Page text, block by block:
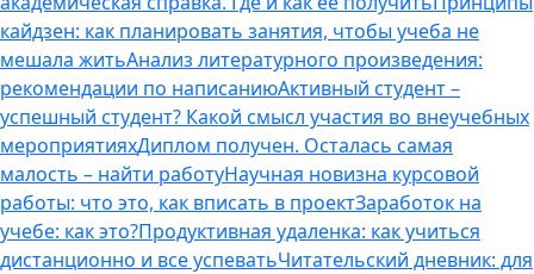
кайдзен: как планировать занятия, чтобы учеба не
мешала житьАнализ литературного произведения:
рекомендации по написаниюАктивный студент –
успешный студент? Какой смысл участия во внеучебных
мероприятияхДиплом получен. Осталась самая
малость – найти работуНаучная новизна курсовой
работы: что это, как вписать в проектЗаработок на
учебе: как это?Продуктивная удаленка: как учиться
дистанционно и все успеватьЧитательский дневник: для